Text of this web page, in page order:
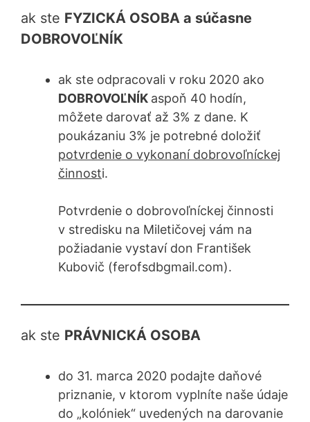
ak ste FYZICKÁ OSOBA a súčasne
DOBROVOĽNÍK
ak ste odpracovali v roku 2020 ako
DOBROVOĽNÍK aspoň 40 hodín,
môžete darovať až 3% z dane. K
poukázaniu 3% je potrebné doložiť
potvrdenie o vykonaní dobrovoľníckej
činnosti.
Potvrdenie o dobrovoľníckej činnosti
v stredisku na Miletičovej vám na
požiadanie vystaví don František
Kubovič (ferofsdbgmail.com).
ak ste PRÁVNICKÁ OSOBA
do 31. marca 2020 podajte daňové
priznanie, v ktorom vyplníte naše údaje
do „kolóniek“ uvedených na darovanie